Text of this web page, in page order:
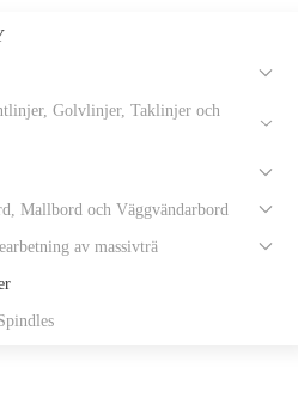
Golvlinjer, Taklinjer och
Mallbord och Väggvändarbord
av massivträ